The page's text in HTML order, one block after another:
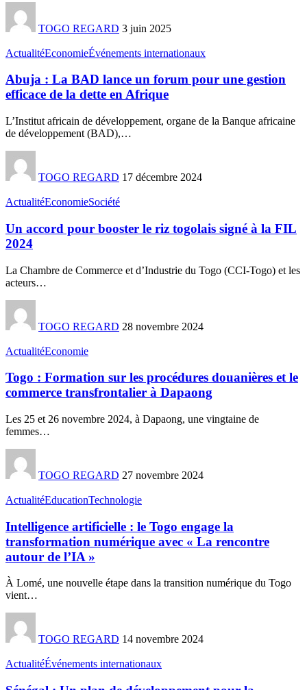
TOGO REGARD 3 juin 2025
ActualitéEconomieÉvénements internationaux
Abuja : La BAD lance un forum pour une gestion
efficace de la dette en Afrique
L’Institut africain de développement, organe de la Banque africaine
de développement (BAD),…
TOGO REGARD 17 décembre 2024
ActualitéEconomieSociété
Un accord pour booster le riz togolais signé à la FIL
2024
La Chambre de Commerce et d’Industrie du Togo (CCI-Togo) et les
acteurs…
TOGO REGARD 28 novembre 2024
ActualitéEconomie
Togo : Formation sur les procédures douanières et le
commerce transfrontalier à Dapaong
Les 25 et 26 novembre 2024, à Dapaong, une vingtaine de
femmes…
TOGO REGARD 27 novembre 2024
ActualitéEducationTechnologie
Intelligence artificielle : le Togo engage la
transformation numérique avec « La rencontre
autour de l’IA »
À Lomé, une nouvelle étape dans la transition numérique du Togo
vient…
TOGO REGARD 14 novembre 2024
ActualitéÉvénements internationaux